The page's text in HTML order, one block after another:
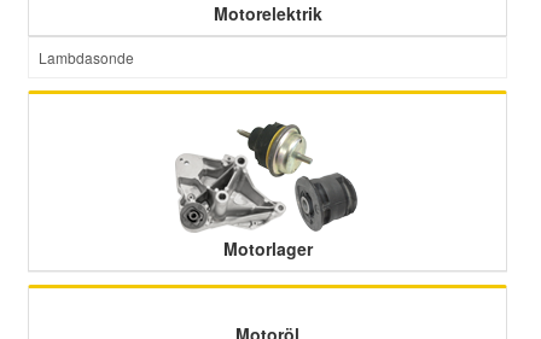
Motorelektrik
Lambdasonde
Motorlager
Motoröl